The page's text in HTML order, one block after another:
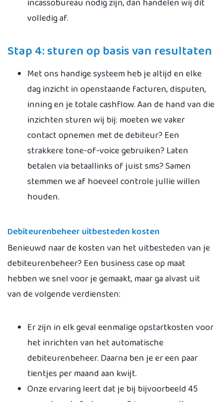
incassobureau nodig zijn, dan handelen wij dit
volledig af.
Stap 4: sturen op basis van resultaten
Met ons handige systeem heb je altijd en elke
dag inzicht in openstaande facturen, disputen,
inning en je totale cashflow. Aan de hand van die
inzichten sturen wij bij: moeten we vaker
contact opnemen met de debiteur? Een
strakkere tone-of-voice gebruiken? Laten
betalen via betaallinks of juist sms? Samen
stemmen we af hoeveel controle jullie willen
houden.
Debiteurenbeheer uitbesteden kosten
Benieuwd naar de kosten van het uitbesteden van je
debiteurenbeheer? Een business case op maat
hebben we snel voor je gemaakt, maar ga alvast uit
van de volgende verdiensten:
Er zijn in elk geval eenmalige opstartkosten voor
het inrichten van het automatische
debiteurenbeheer. Daarna ben je er een paar
tientjes per maand aan kwijt.
Onze ervaring leert dat je bij bijvoorbeeld 45